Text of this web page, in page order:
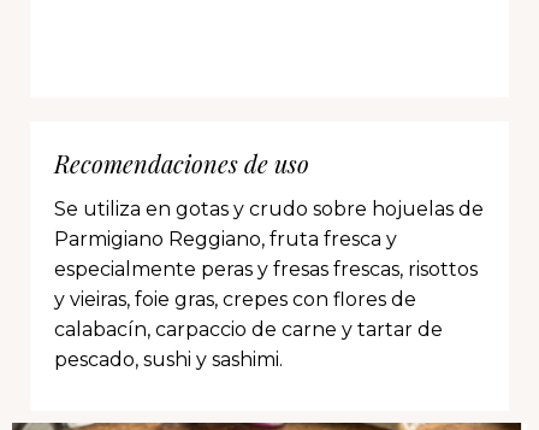
Recomendaciones de uso
Se utiliza en gotas y crudo sobre hojuelas de
Parmigiano Reggiano, fruta fresca y
especialmente peras y fresas frescas, risottos
y vieiras, foie gras, crepes con flores de
calabacín, carpaccio de carne y tartar de
pescado, sushi y sashimi.